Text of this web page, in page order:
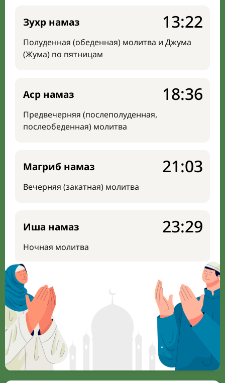
Зухр намаз
Полуденная (обеденная) молитва и Джума
(Жума) по пятницам
13:22
Аср намаз
Предвечерняя (послеполуденная,
послеобеденная) молитва
18:36
Магриб намаз
Вечерняя (закатная) молитва
21:03
Иша намаз
Ночная молитва
23:29